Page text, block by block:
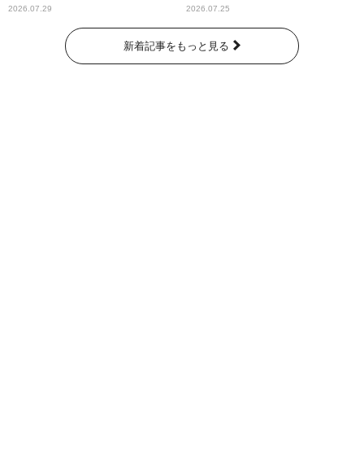
2026.07.29 2026.07.25
新着記事をもっと見る